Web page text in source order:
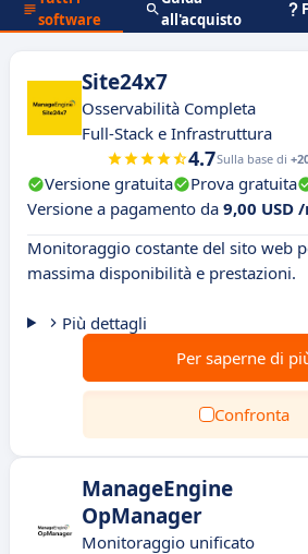
software
all'acquisto
Site24x7
Osservabilità Completa
Full-Stack e Infrastruttura
4.7Sulla base di
Versione gratuita Prova gratuita
Versione a pagamento da 9,00 USD
Monitoraggio costante del sito web
massima disponibilità e prestazioni.
Più dettagli
Per saperne di
Confronta
ManageEngine
OpManager
Monitoraggio unificato